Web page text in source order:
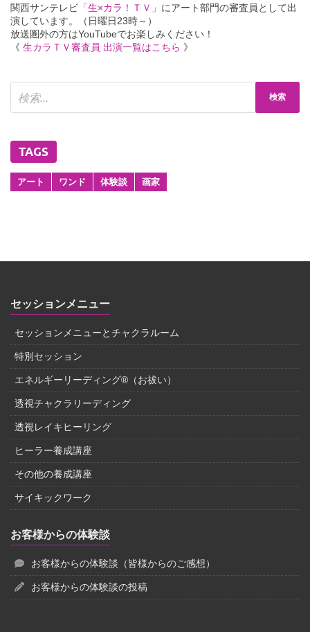
関西サンテレビ 「生×カラ！ＴＶ」 にアート部門の審査員として出
演しています。（日曜日23時～）
放送圏外の方はYouTubeでお楽しみください！
《 生カラＴＶ審査員 出演一覧はこちら 》
TAGS
アート ワンド 体験談 画家
セッションメニュー
セッションメニューとチャクラルーム
特別セッション
エネルギーリーディング®（お祓い）
透視チャクラリーディング
透視レイキヒーリング
ヒーラー養成講座
その他の養成講座
サイキックワーク
お客様からの体験談
お客様からの体験談（皆様からのご感想）
お客様からの体験談の投稿